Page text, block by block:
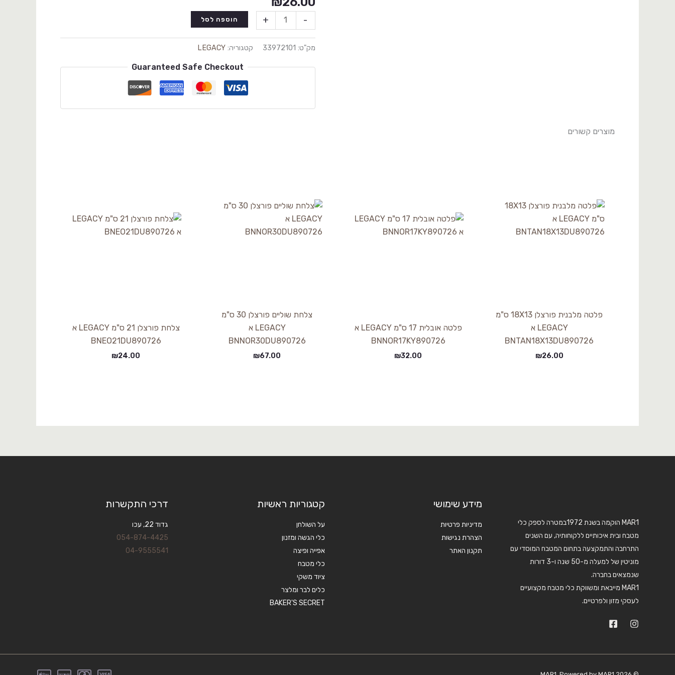
-
+ הוספה לסל
מק"ט: 33972101 קטגוריה:LEGACY
Guaranteed Safe Checkout
מוצרים קשורים
פלטה מלבנית פורצלן 18X13 ס"מ
LEGACY א
BNTAN18X13DU890726
₪26.00
פלטה אובלית 17 ס"מ LEGACY א
BNNOR17KY890726
₪32.00
צלחת שוליים פורצלן 30 ס"מ
LEGACY א
BNNOR30DU890726
₪67.00
צלחת פורצלן 21 ס"מ LEGACY א
BNEO21DU890726
₪24.00
MAR1 הוקמה בשנת 1972במטרה לספק כלי
מטבח ובית איכותיים ללקוחותיה, עם השנים
התרחבה והתמקצעה בתחום המטבח המוסדי עם
מוניטין של למעלה מ-50 שנה ו-3 דורות
שנמצאים בחברה.
MAR1 מייבאת ומשווקת כלי מטבח מקצועיים
לעסקי מזון ולפרטיים.
מידע שימושי
מדיניות פרטיות
הצהרת נגישות
תקנון האתר
קטגוריות ראשיות
על השולחן
כלי הגשה ומזנון
אפייה ופיצה
כלי מטבח
ציוד משקי
כלים לבר ומלצר
BAKER'S SECRET
דרכי התקשרות
גדוד 22, עכו
054-874-4425
04-9555541